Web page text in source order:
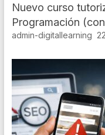
Nuevo curso
Programación
admin-digitallearning